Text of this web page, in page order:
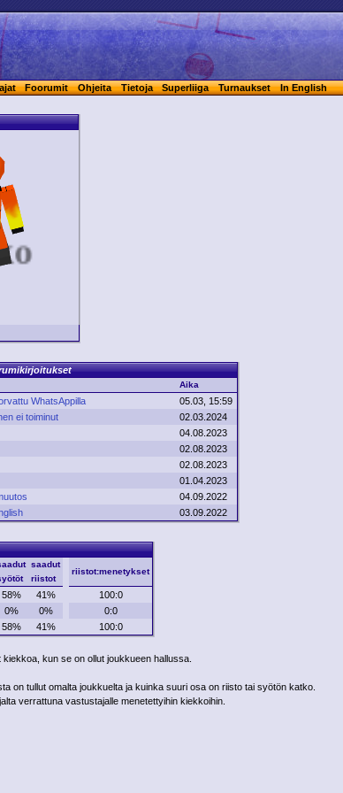
Foorumit Ohjeita Tietoja Superliiga Turnaukset In English
Aika
WhatsAppilla
05.03, 15:59
ei toiminut
02.03.2024
04.08.2023
02.08.2023
02.08.2023
01.04.2023
04.09.2022
03.09.2022
saadut
riistot
riistot:menetykset
58% 41%
100:0
0% 0%
0:0
58% 41% 100:0
kun se on ollut joukkueen hallussa.
on tullut omalta joukkuelta ja kuinka suuri osa on riisto tai syötön katko.
verrattuna vastustajalle menetettyihin kiekkoihin.